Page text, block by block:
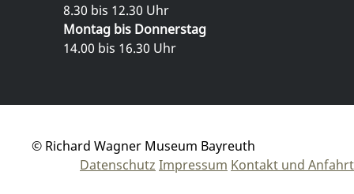
8.30 bis 12.30 Uhr
Montag bis Donnerstag
14.00 bis 16.30 Uhr
© Richard Wagner Museum Bayreuth
Datenschutz Impressum Kontakt und Anfahrt